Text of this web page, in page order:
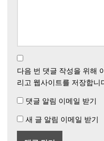
다음 번 댓글 작성을 위해
리고 웹사이트를 저장합니
댓글 알림 이메일 받기
새 글 알림 이메일 받기